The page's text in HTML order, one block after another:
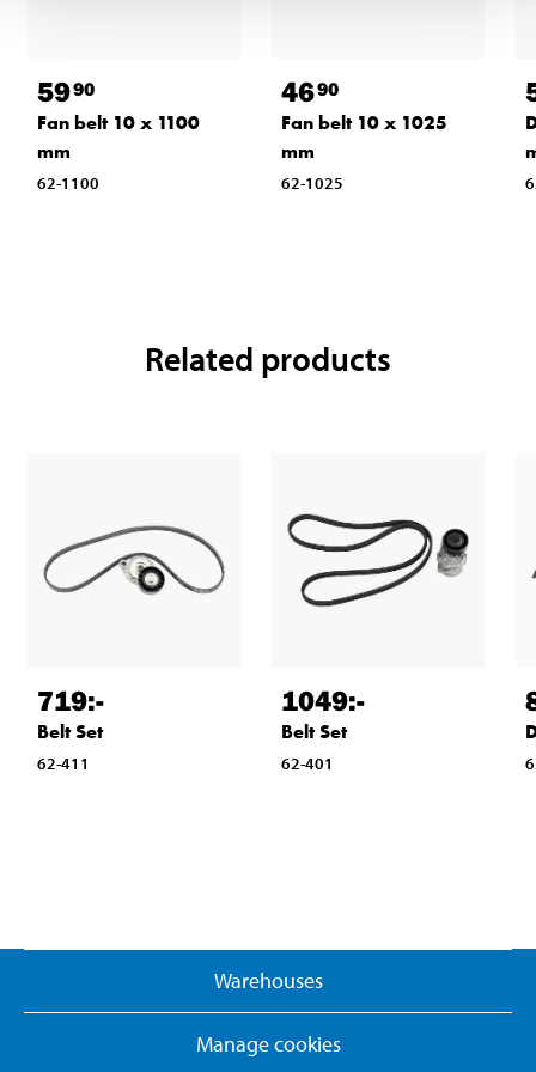
5990
Fan belt 10 x 1100
mm
62-1100
4690
Fan belt 10 x 1025
mm
62-1025
Related products
719:-
Belt Set
62-411
1049:-
Belt Set
62-401
Warehouses
Manage cookies